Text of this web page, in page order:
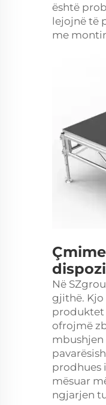
është
lejojnë të
me
Në
gjithë. Kjo
produktet
ofrojmë
mbushjen
prodhues
mësuar
ngjarjen